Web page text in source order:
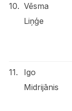
10. Vēsma
Liņģe
11.
Igo
Midrijānis